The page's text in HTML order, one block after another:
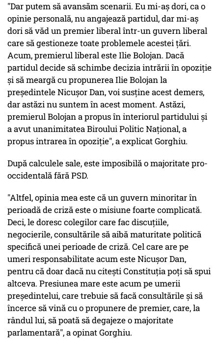
"Dar putem să avansăm scenarii. Eu mi-aş dori, ca o
opinie personală, nu angajează partidul, dar mi-aş
dori să văd un premier liberal într-un guvern liberal
care să gestioneze toate problemele acestei ţări.
Acum, premierul liberal este Ilie Bolojan. Dacă
partidul decide să schimbe decizia intrării în opoziţie
şi să meargă cu propunerea Ilie Bolojan la
preşedintele Nicuşor Dan, voi susţine acest demers,
dar astăzi nu suntem în acest moment. Astăzi,
premierul Bolojan a propus în interiorul partidului şi
a avut unanimitatea Biroului Politic Naţional, a
propus intrarea în opoziţie", a explicat Gorghiu.
După calculele sale, este imposibilă o majoritate pro-
occidentală fără PSD.
"Altfel, opinia mea este că un guvern minoritar în
perioadă de criză este o misiune foarte complicată.
Deci, le doresc colegilor care fac discuţiile,
negocierile, consultările să aibă maturitate politică
specifică unei perioade de criză. Cel care are pe
umeri responsabilitate acum este Nicuşor Dan,
pentru că doar dacă nu citeşti Constituţia poţi să spui
altceva. Presiunea mare este acum pe umerii
preşedintelui, care trebuie să facă consultările şi să
încerce să vină cu o propunere de premier, care, la
rândul lui, să poată să degajeze o majoritate
parlamentară", a opinat Gorghiu.